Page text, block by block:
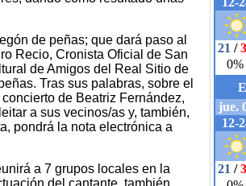
de peñas; que dará paso al
Recio, Cronista Oficial de San
de Amigos del Real Sitio de
Tras sus palabras, sobre el
de Beatriz Fernández,
a sus vecinos/as y, también,
pondrá la nota electrónica a
a 7 grupos locales en la
del cantante, también